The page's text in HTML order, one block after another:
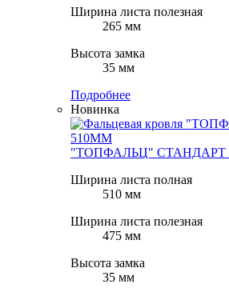
Ширина листа полезная
265 мм
Высота замка
35 мм
Подробнее
Новинка
"ТОПФАЛЬЦ" СТАНДАРТ
Ширина листа полная
510 мм
Ширина листа полезная
475 мм
Высота замка
35 мм